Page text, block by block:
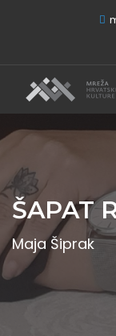
ŠAPAT
Maja Šiprak